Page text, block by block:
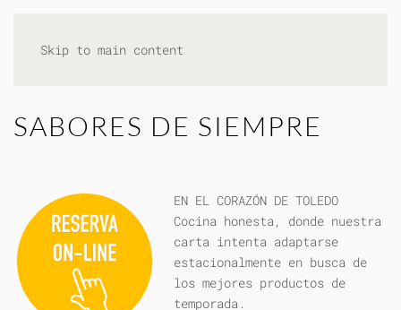
Skip to main content
SABORES DE SIEMPRE
EN EL CORAZÓN DE TOLEDO
Cocina honesta, donde nuestra
carta intenta adaptarse
estacionalmente en busca de
los mejores productos de
temporada.